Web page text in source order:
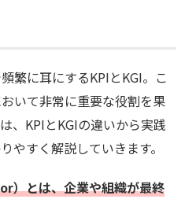
繁に耳にするKPIとKGI。こ
いて非常に重要な役割を果
、KPIとKGIの違いから実践
やすく解説していきます。
）とは、企業や組織が最終